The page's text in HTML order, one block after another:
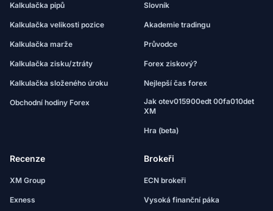
Kalkulačka pipů
Kalkulačka velikosti pozice
Kalkulačka marže
Kalkulačka zisku/ztráty
Kalkulačka složeného úroku
Obchodní hodiny Forex
Slovník
Akademie tradingu
Průvodce
Forex ziskový?
Nejlepší čas forex
Jak otev015900edt 00fa010det
XM
Hra (beta)
Recenze
XM Group
Exness
Brokeři
ECN brokeři
Vysoká finanční páka